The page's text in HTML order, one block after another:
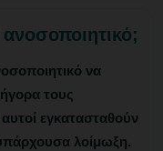
να
τους
εγκατασταθούν
λοίμωξη.